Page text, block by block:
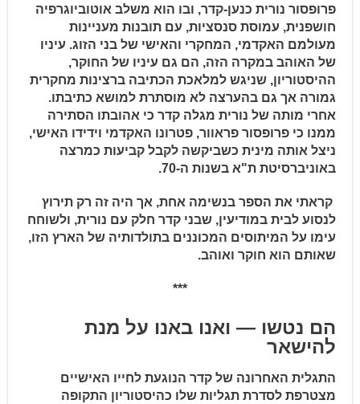
פרופסור נורית כנען-קדר, ובו הוא משלב אוטוביוגרפיה
חושפנית, עמוסת סנסציות, עם תובנות מעניינות
מעולמם האקדמי, המחקרי והאישי של בני הזוג. עיניו
של האוהב במקרה הזה, הם גם עיניו של החוקר,
ההיסטוריון, שניגש למלאכת הכתיבה ברצינות מחקרית
גמורה אך גם בהערצה לא מוסתרת למושא כתיבתו.
אחרי מותה של נורית מגלה קדר כי אהובתו הסתירה
ממנו כי פרופסור פראוור, פטרונו האקדמי וידידו האישי,
ניצל אותה מינית כשביקשה לקבל קביעות כמרצה
באוניברסיטת ת"א בשנות ה-70.
קראתי את הספר בנשימה אחת, אך היה זה רק תירוץ
לנסוע לבית במודיעין, שבני קדר חלק עם נורית, ולשוחח
עימו על המיתוסים המכוננים בתולדותיה של הארץ הזו,
שאותם הוא חוקר ואוהב.
***
הם נטשו — ואנו באנו על מנת
להישאר
התגלית האחרונה של קדר הנוגעת לחייו האישיים
מצטרפת לסדרת תגליות שלו כהיסטוריון התקופה